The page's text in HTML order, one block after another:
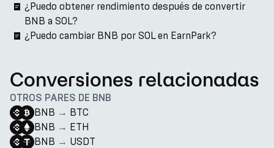
¿Puedo obtener rendimiento después de convertir
BNB a SOL?
¿Puedo cambiar BNB por SOL en EarnPark?
Conversiones relacionadas
OTROS PARES DE BNB
BNB → BTC
BNB → ETH
BNB → USDT